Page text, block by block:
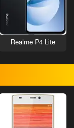
Realme P4 Lite